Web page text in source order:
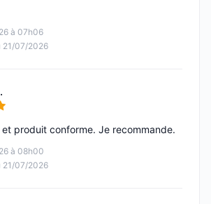
à 07h06
21/07/2026
5
à 08h00
21/07/2026
produit conforme. Je recommande.